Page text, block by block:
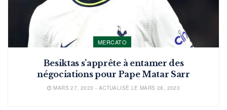
MERCATO
Besiktas s’apprête à entamer des
négociations pour Pape Matar Sarr
MARS 27, 2023 - ACTUALISÉ LE MARS 28, 2023